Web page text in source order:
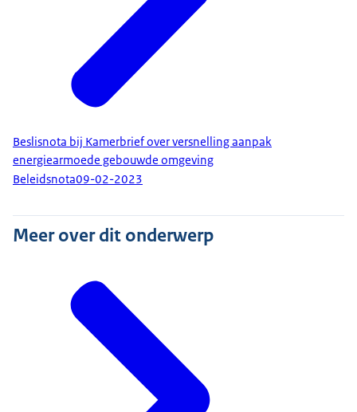
Beslisnota bij Kamerbrief over versnelling aanpak
energiearmoede gebouwde omgeving
Beleidsnota09-02-2023
Meer over dit onderwerp